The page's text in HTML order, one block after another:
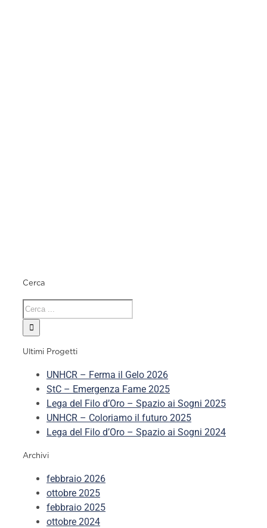
Cerca
Ultimi Progetti
UNHCR – Ferma il Gelo 2026
StC – Emergenza Fame 2025
Lega del Filo d’Oro – Spazio ai Sogni 2025
UNHCR – Coloriamo il futuro 2025
Lega del Filo d’Oro – Spazio ai Sogni 2024
Archivi
febbraio 2026
ottobre 2025
febbraio 2025
ottobre 2024